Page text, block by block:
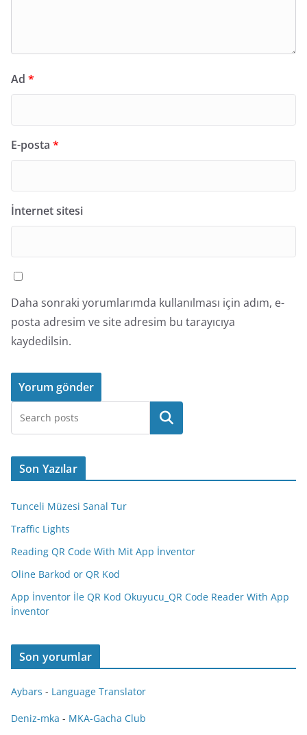
Ad *
E-posta *
İnternet sitesi
Daha sonraki yorumlarımda kullanılması için adım, e-
posta adresim ve site adresim bu tarayıcıya
kaydedilsin.
Ara
Son Yazılar
Tunceli Müzesi Sanal Tur
Traffic Lights
Reading QR Code With Mit App İnventor
Oline Barkod or QR Kod
App İnventor İle QR Kod Okuyucu_QR Code Reader With App
İnventor
Son yorumlar
Aybars - Language Translator
Deniz-mka - MKA-Gacha Club